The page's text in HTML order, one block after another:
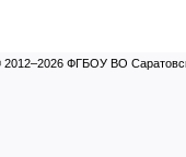
2012–2026 ФГБОУ ВО